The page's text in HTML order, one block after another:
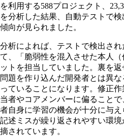
を利用する588プロジェクト、
を分析した結果、自動テストで
傾向が見られました。
分析によれば、テストで検出され
て、「脆弱性を混入させた本人
ットを担当していました。裏を返
問題を作り込んだ開発者とは異
っていることになります。修正
当者やコアメンバーに偏ること
者自身に学習の機会が十分に与
記述ミスが繰り返されやすい環
摘されています。